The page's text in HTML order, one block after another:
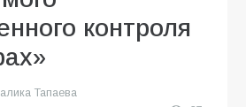
контроля
Тапаева